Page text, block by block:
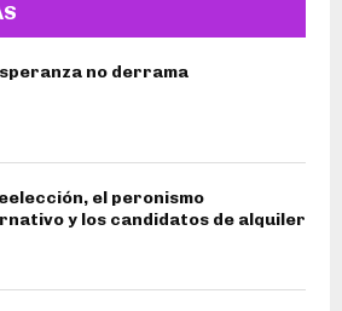
no derrama
el peronismo
y los candidatos de alquiler